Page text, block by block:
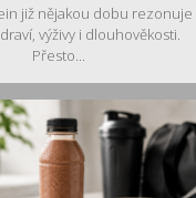
již nějakou dobu rezonuje
výživy i dlouhověkosti.
Přesto...